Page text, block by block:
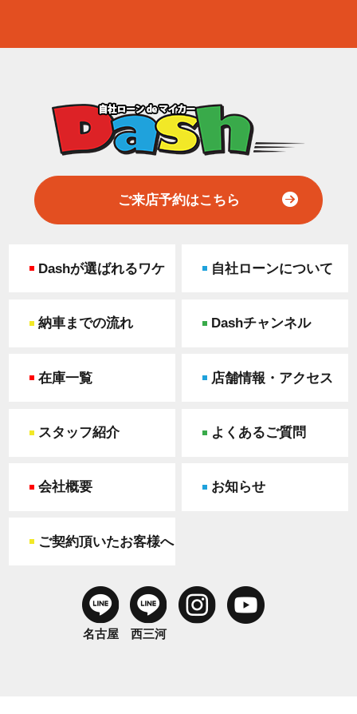
ご来店予約はこちら
Dashが選ばれるワケ 自社ローンについて
納車までの流れ Dashチャンネル
在庫一覧 店舗情報・アクセス
スタッフ紹介 よくあるご質問
会社概要 お知らせ
ご契約頂いたお客様へ
名古屋 西三河